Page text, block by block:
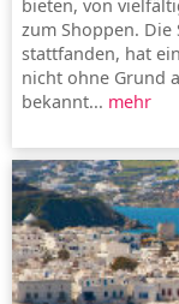
bieten, von
zum Shoppen.
stattfanden, hat
nicht ohne Grund
bekannt... mehr